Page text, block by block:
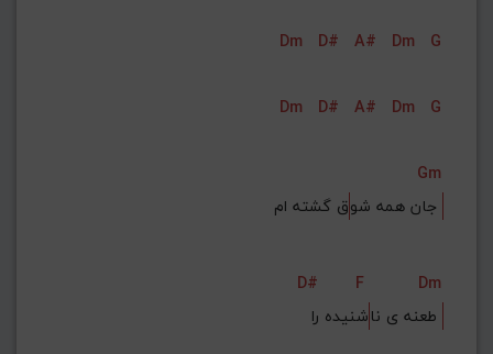
Dm D# A# Dm G
Dm D# A# Dm G
Gm
جان همه شو
D# F
Dm
طعنه ی نا